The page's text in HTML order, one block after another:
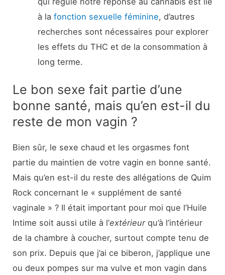
à la fonction sexuelle féminine, d’autres
recherches sont nécessaires pour explorer
les effets du THC et de la consommation à
long terme.
Le bon sexe fait partie d’une
bonne santé, mais qu’en est-il du
reste de mon vagin ?
Bien sûr, le sexe chaud et les orgasmes font
partie du maintien de votre vagin en bonne santé.
Mais qu’en est-il du reste des allégations de Quim
Rock concernant le « supplément de santé
vaginale » ? Il était important pour moi que l’Huile
Intime soit aussi utile à l’extérieurqu’à l’intérieur
de la chambre à coucher, surtout compte tenu de
son prix. Depuis que j’ai ce biberon, j’applique une
ou deux pompes sur ma vulve et mon vagin dans